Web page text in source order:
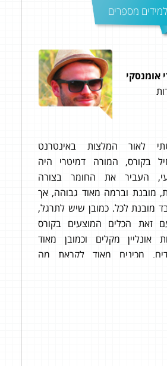
מספרים
אומנסקי
לאור המלצות באינטרנט
בקורס, המורה דמיטרי היה
העביר את החומר בצורה
מובנת וברמה מאוד גבוהה, אך
מובנת לכל. כמובן שיש לתרגל,
זאת הכלים המוצעים בקורס
אונליין מקלים וכמובן מאוד
מכינים מאוד לקראת מה